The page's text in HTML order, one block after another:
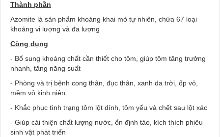
Thành phần
Azomite là sản phẩm khoáng khai mỏ tự nhiên, chứa 67 loại
khoáng vi lượng và đa lượng
Công dụng
- Bổ sung khoáng chất cần thiết cho tôm, giúp tôm tăng trưởng
nhanh, tăng năng suất
- Phòng và trị bệnh cong thân, đục thân, xanh da trời, ốp vỏ,
mềm vỏ kinh niên
- Khắc phục tình trạng tôm lột dính, tôm yếu và chết sau lột xác
- Giúp cải thiện chất lượng nước, ổn định tảo, kích thích phiêu
sinh vật phát triển